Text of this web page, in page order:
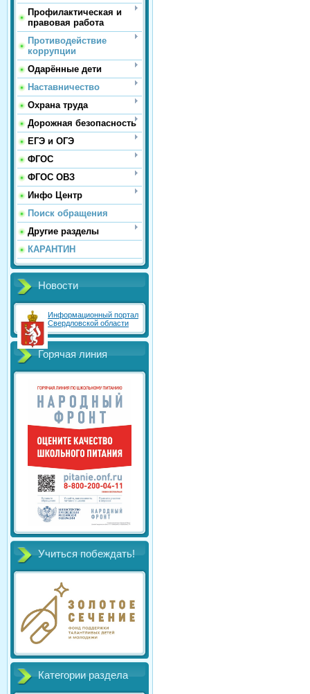
Профилактическая и
правовая работа
Противодействие
коррупции
Одарённые дети
Наставничество
Охрана труда
Дорожная безопасность
ЕГЭ и ОГЭ
ФГОС
ФГОС ОВЗ
Инфо Центр
Поиск обращения
Другие разделы
КАРАНТИН
Новости
Информационный портал
Свердловской области
Горячая линия
Учиться побеждать!
Категории раздела